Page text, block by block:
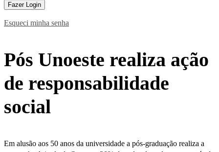
Fazer Login
Esqueci minha senha
Pós Unoeste realiza ação
de responsabilidade
social
Em alusão aos 50 anos da universidade a pós-graduação realiza a